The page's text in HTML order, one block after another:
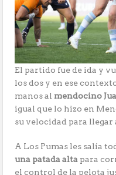
El partido fue de ida y
los dos y en ese
manos al mendocino
igual que lo hizo en
su velocidad para llegar
A Los Pumas les salía
una patada alta para
el control de la pelota